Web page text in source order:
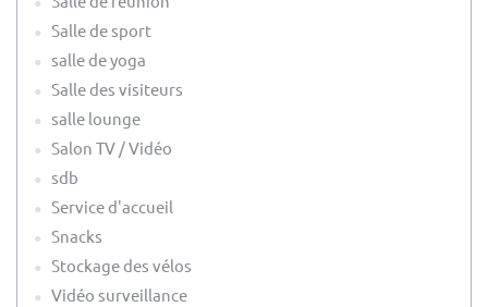
Salle de sport
salle de yoga
Salle des visiteurs
salle lounge
Salon TV / Vidéo
sdb
Service d'accueil
Snacks
Stockage des vélos
Vidéo surveillance